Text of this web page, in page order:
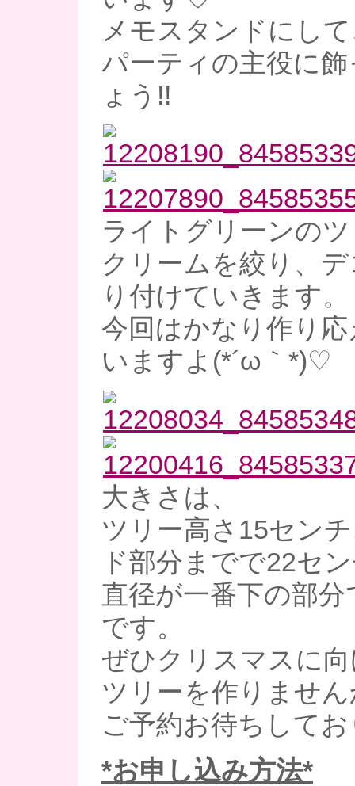
メモスタンドにし
パーティの主役に
ょう!!
ライトグリーンの
クリームを絞り、
り付けていきます。
今回はかなり作り
いますよ(*´ω｀*)♡
大きさは、
ツリー高さ15セン
ド部分までで22セ
直径が一番下の部
です。
ぜひクリスマスに
ツリーを作りませ
ご予約お待ちして
*お申し込み方法*